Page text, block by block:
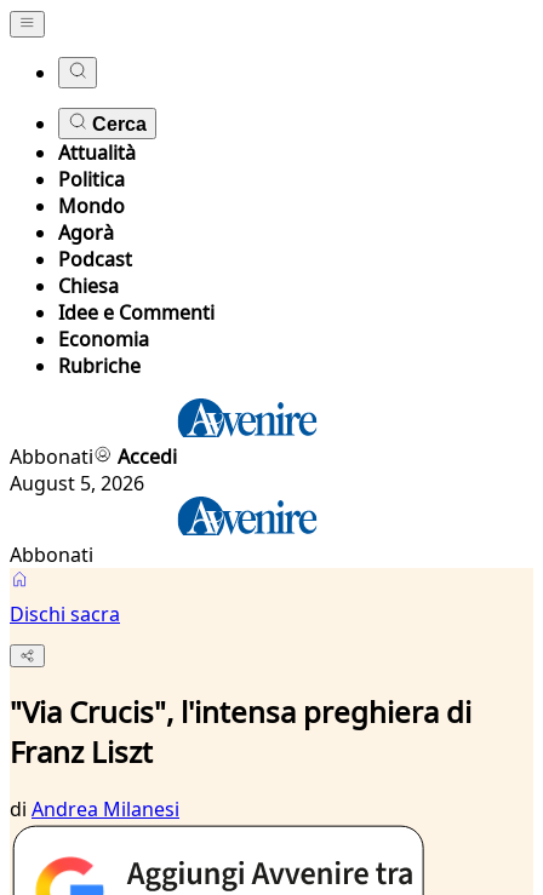
Cerca
Attualità
Politica
Mondo
Agorà
Podcast
Chiesa
Idee e Commenti
Economia
Rubriche
Abbonati
Accedi
August 5, 2026
Abbonati
Dischi sacra
"Via Crucis", l'intensa preghiera di
Franz Liszt
di Andrea Milanesi